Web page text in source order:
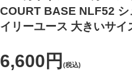
COURT BASE NLF52 シ
イリーユース 大きいサイ
6,600円 (税込)